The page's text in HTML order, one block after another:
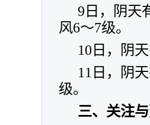
9日，阴天
风6～7级。
10日，阴
11日，阴
级。
三、关注